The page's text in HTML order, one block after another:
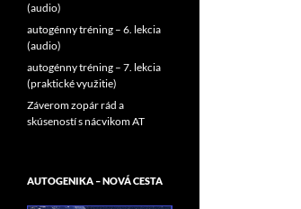
(audio)
autogénny tréning – 6. lekcia
(audio)
autogénny tréning – 7. lekcia
(praktické využitie)
Záverom zopár rád a
skúseností s nácvikom AT
AUTOGENIKA – NOVÁ CESTA